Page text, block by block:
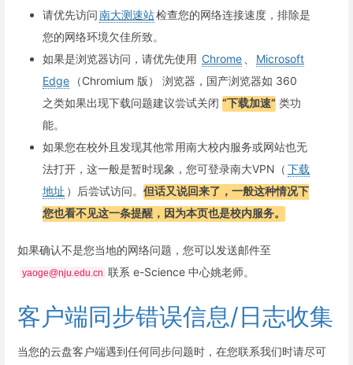
请优先访问南大测速站检查您的网络连接速度，排除是
您的网络环境欠佳所致。
如果是浏览器访问，请优先使用 Chrome
Microsoft
Edge
（Chromium 版） 浏览器，国产浏览器如 360
之类如果出现下载问题建议尝试关闭 “下载加速” 类功
能。
如果您在校外且发现其他常用南大校内服务或网站也无
法打开，这一般是暂时现象，您可登录南大VPN（ 下载
地址 ）后尝试访问。 但话又说回来了，一般这种情况下
您也看不见这一条提醒，因为本页也是校内服务。
如果确认不是您当地的网络问题，您可以发送邮件至
yaoge@nju.edu.cn 联系 e-Science 中心姚老师。
客户端同步错误信息/日志收集
当您的云盘客户端遇到任何同步问题时，在您联系我们时请尽可